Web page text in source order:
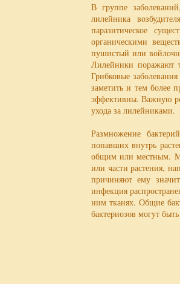
В группе
лилейника
паразитическое
органическими
пушистый или
Лилейники поражают
Грибковые
заметить и тем более
эффективны. Важную
ухода за лилейниками.
Размножение
попавших внутрь
общим или местным.
или части растения,
причиняют ему
инфекция
ним тканях. Общие
бактериозов могут